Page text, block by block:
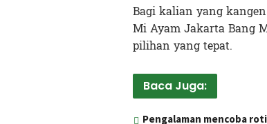
Bagi kalian yang
Mi Ayam Jakarta Bang
pilihan yang tepat.
Baca Juga:
Pengalaman mencoba